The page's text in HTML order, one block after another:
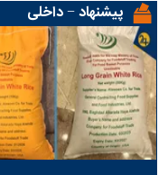
پیشنهاد − داخلی